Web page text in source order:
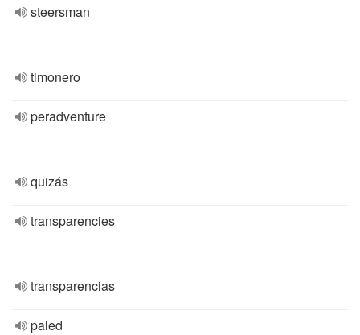
steersman
timonero
peradventure
quizás
transparencies
transparencias
paled